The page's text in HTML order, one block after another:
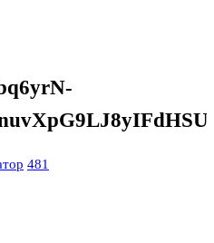
481